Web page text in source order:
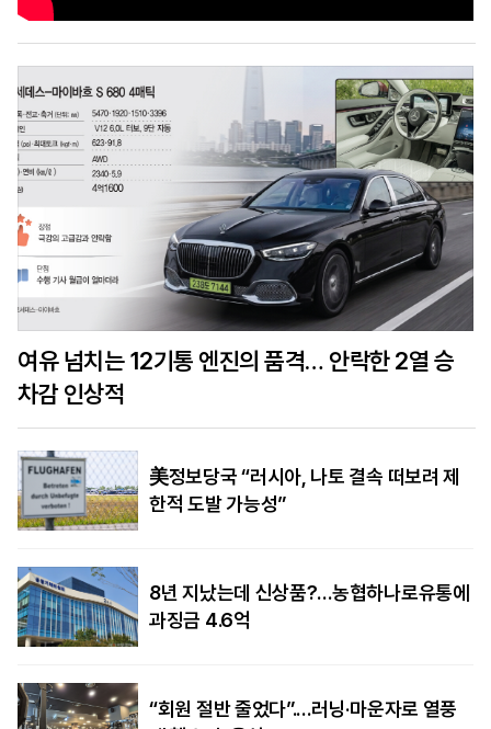
여유 넘치는 12기통 엔진의 품격… 안락한 2열 승
차감 인상적
美정보당국 “러시아, 나토 결속 떠보려 제
한적 도발 가능성”
8년 지났는데 신상품?…농협하나로유통에
과징금 4.6억
“회원 절반 줄었다”.…러닝·마운자로 열풍